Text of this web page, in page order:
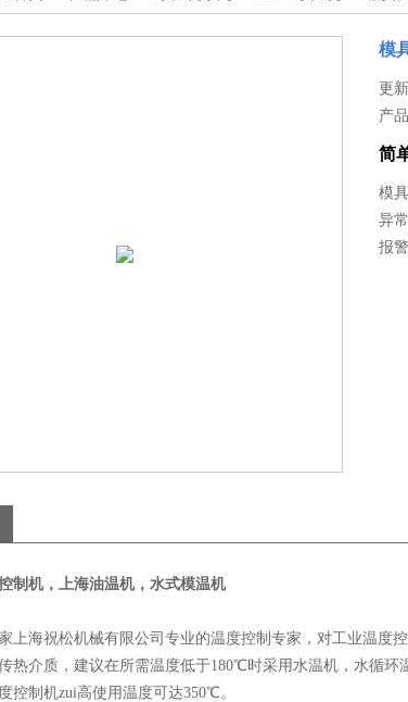
模
更
产
简
模
异
报
制机，上海油温机，水式模温机
海祝松机械有限公司专业的温度控制专家，对工业温度
热介质，建议在所需温度低于180℃时采用水温机，水循
控制机zui高使用温度可达350℃。